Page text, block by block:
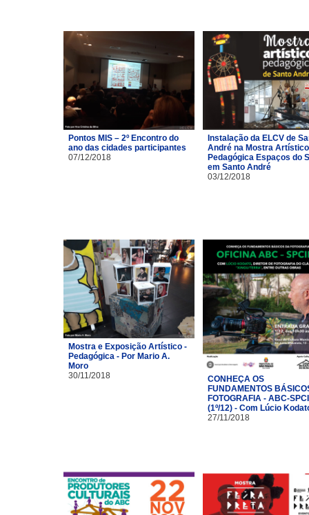
Pontos MIS – 2º Encontro do
ano das cidades participantes
07/12/2018
Instalação da ELCV de
André na Mostra
Pedagógica Espaços do
em Santo André
03/12/2018
Mostra e Exposição Artístico -
Pedagógica - Por Mario A.
Moro
30/11/2018
CONHEÇA OS
FUNDAMENTOS
FOTOGRAFIA - ABC-
(1º/12) - Com Lúcio
27/11/2018